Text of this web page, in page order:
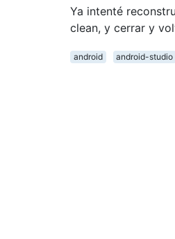
Ya intenté
clean, y cerrar y
android
android-studio